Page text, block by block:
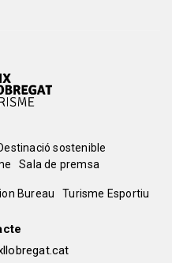
sostenible
Sala de premsa
Bureau Turisme Esportiu